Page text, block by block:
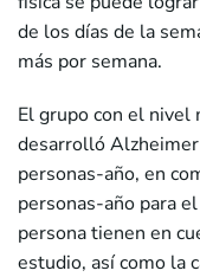
de los días de la
más por semana.
El grupo con el nivel
desarrolló
personas-año, en
personas-año para
persona tienen en
estudio, así como la